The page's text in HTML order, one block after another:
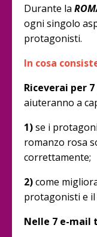
Durante la
ogni singolo
protagonisti.
In cosa
Riceverai per
aiuteranno a
1)se i
romanzo rosa
correttamente;
2)come
protagonisti e
Nelle 7 e-